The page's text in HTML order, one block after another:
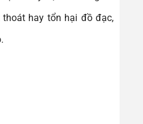
hay tổn hại đồ đạc,